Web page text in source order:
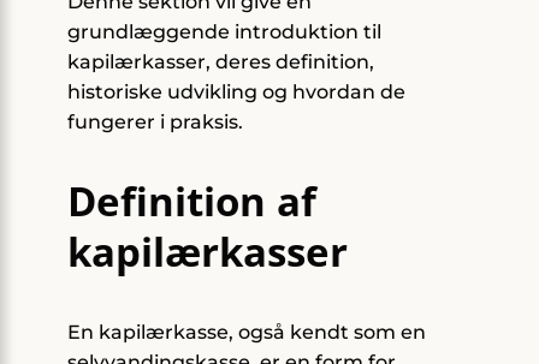
grundlæggende introduktion til
kapilærkasser, deres definition,
historiske udvikling og hvordan de
fungerer i praksis.
Definition af
kapilærkasser
En kapilærkasse, også kendt som en